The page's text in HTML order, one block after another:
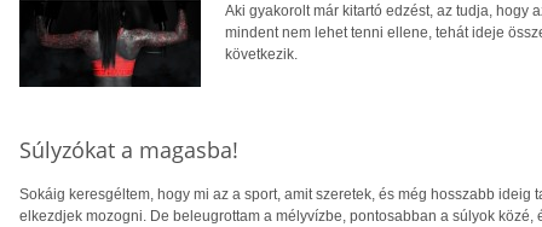
Aki gyakorolt már kitartó edzést, az tudja, hogy
mindent nem lehet tenni ellene, tehát ideje
következik.
Súlyzókat a magasba!
Sokáig keresgéltem, hogy mi az a sport, amit szeretek, és még hosszabb
elkezdjek mozogni. De beleugrottam a mélyvízbe, pontosabban a súlyok